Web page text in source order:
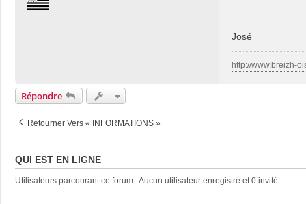
s
9
José
http://www.breizh-
Répondre
Retourner Vers « INFORMATIONS »
QUI EST EN LIGNE
Utilisateurs parcourant ce forum : Aucun utilisateur enregistré et 0 invité